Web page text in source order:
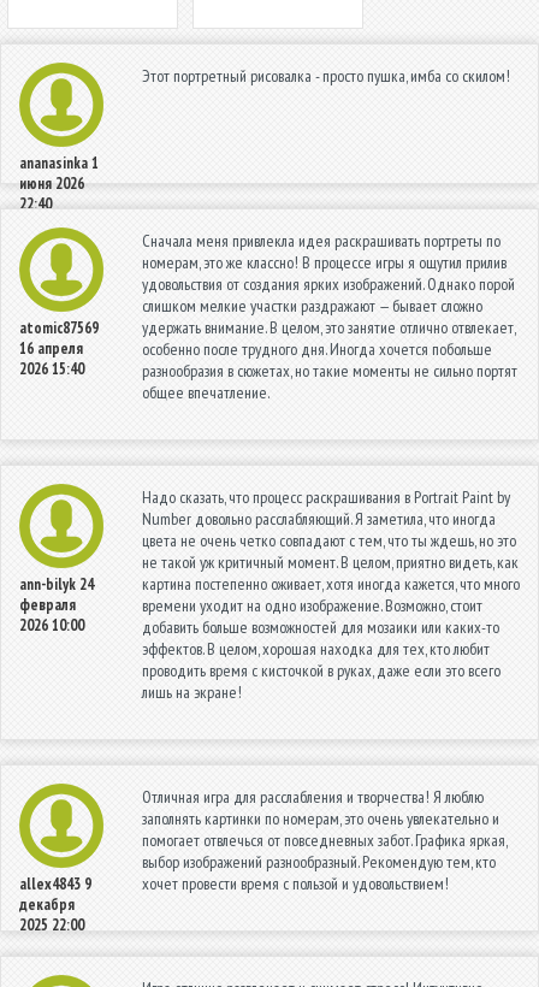
ananasinka1
июня 2026
22:40
Этот портретный рисовалка - просто пушка, имба со скилом!
atomic87569
16 апреля
2026 15:40
Сначала меня привлекла идея раскрашивать портреты по
номерам, это же классно! В процессе игры я ощутил прилив
удовольствия от создания ярких изображений. Однако порой
слишком мелкие участки раздражают — бывает сложно
удержать внимание. В целом, это занятие отлично отвлекает,
особенно после трудного дня. Иногда хочется побольше
разнообразия в сюжетах, но такие моменты не сильно портят
общее впечатление.
ann-bilyk 24
февраля
2026 10:00
Надо сказать, что процесс раскрашивания в Portrait Paint by
Number довольно расслабляющий. Я заметила, что иногда
цвета не очень четко совпадают с тем, что ты ждешь, но это
не такой уж критичный момент. В целом, приятно видеть, как
картина постепенно оживает, хотя иногда кажется, что много
времени уходит на одно изображение. Возможно, стоит
добавить больше возможностей для мозаики или каких-то
эффектов. В целом, хорошая находка для тех, кто любит
проводить время с кисточкой в руках, даже если это всего
лишь на экране!
allex4843 9
декабря
2025 22:00
Отличная игра для расслабления и творчества! Я люблю
заполнять картинки по номерам, это очень увлекательно и
помогает отвлечься от повседневных забот. Графика яркая,
выбор изображений разнообразный. Рекомендую тем, кто
хочет провести время с пользой и удовольствием!